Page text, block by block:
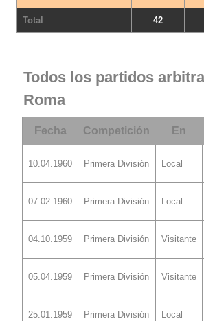
Total 42
Todos los partidos
Roma
Fecha Competición En
10.04.1960 Primera División Local
07.02.1960 Primera División Local
04.10.1959 Primera División Visitante
05.04.1959 Primera División Visitante
25.01.1959 Primera División Local